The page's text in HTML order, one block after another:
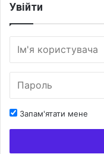
Увійти
Запам'ятати мене